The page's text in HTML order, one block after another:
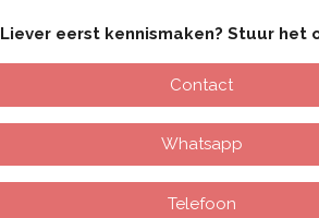
Liever eerst kennismaken? Stuur het
Contact
Whatsapp
Telefoon